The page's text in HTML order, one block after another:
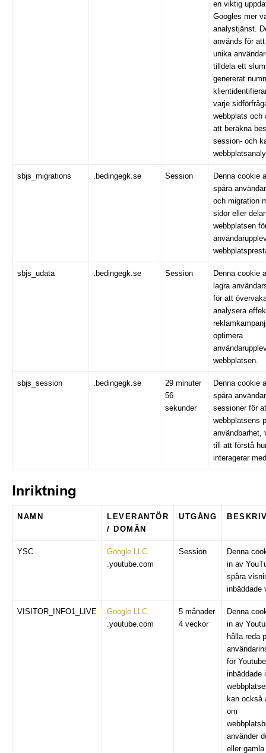
en viktig
Googles mer
analystjänst.
används för
unika
tilldela ett
genererat
varje
webbplats och
att beräkna
session- och
sbjs_migrations .bedingegk.se Session
Denna cookie
spåra
och migration
sidor eller
webbplatsen
sbjs_udata .bedingegk.se Session
Denna cookie
lagra
för att
analysera
optimera
webbplatsen.
sbjs_session .bedingegk.se
29 minuter
56
sekunder
Denna cookie
spåra
sessioner för
webbplatsens
användbarhet,
till att förstå
interagerar
Inriktning
NAMN
LEVERANTÖR
/ DOMÄN
UTGÅNG
YSC
Google LLC
.youtube.com
Session
Denna
in av
spåra
inbäddade
VISITOR_INFO1_LIVE
Google LLC
.youtube.com
5 månader
4 veckor
Denna
in av
hålla reda
för
inbäddade i
kan också
om
använder
eller gamla